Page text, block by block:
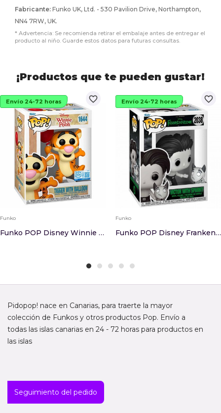
Fabricante: Funko UK, Ltd. - 530 Pavilion Drive, Northampton,
NN4 7RW, UK.
* Advertencia: Se recomienda retirar el embalaje antes de entregar el
producto al niño. Guarde estos datos para futuras consultas.
¡Productos que te pueden gustar!
favorite_border
Envío 24-72 horas
Funko
Funko POP Disney Winnie The Pooh Tigger With Ba...
favorite_border
Envío 24-72 horas
Funko
Funko POP Disney Frankenweenie Victor With Spar...
Pidopop! nace en Canarias, para traerte la mayor
colección de Funkos y otros productos Pop. Envío a
todas las islas canarias en 24 - 72 horas para productos en
las islas
Seguimiento del pedido